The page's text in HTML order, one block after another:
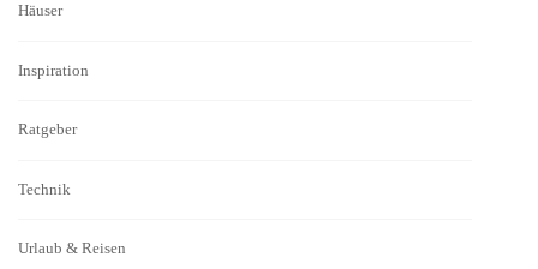
Häuser
Inspiration
Ratgeber
Technik
Urlaub & Reisen